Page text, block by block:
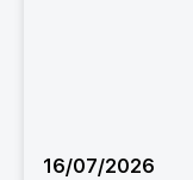
16/07/2026